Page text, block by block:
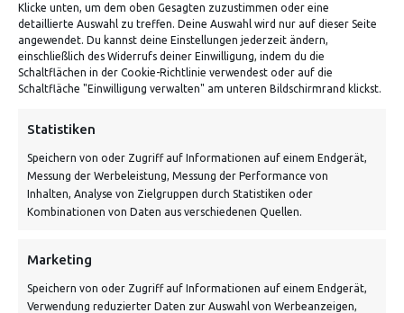
Klicke unten, um dem oben Gesagten zuzustimmen oder eine
detaillierte Auswahl zu treffen. Deine Auswahl wird nur auf dieser Seite
angewendet. Du kannst deine Einstellungen jederzeit ändern,
einschließlich des Widerrufs deiner Einwilligung, indem du die
Schaltflächen in der Cookie-Richtlinie verwendest oder auf die
Schaltfläche "Einwilligung verwalten" am unteren Bildschirmrand klickst.
Statistiken
Speichern von oder Zugriff auf Informationen auf einem Endgerät,
Messung der Werbeleistung, Messung der Performance von
Inhalten, Analyse von Zielgruppen durch Statistiken oder
Kombinationen von Daten aus verschiedenen Quellen.
Marketing
Speichern von oder Zugriff auf Informationen auf einem Endgerät,
Verwendung reduzierter Daten zur Auswahl von Werbeanzeigen,
ADRESSE
Von Tiling GmbH
Kontakt: Mo - Fr von 10:00 bis 18:00 Uhr
info@vontiling.de